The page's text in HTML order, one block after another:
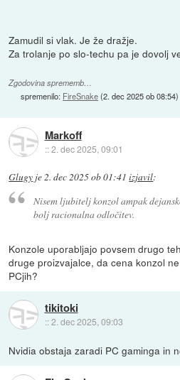
Zamudil si vlak. Je že dražje.
Za trolanje po slo-techu pa je dovolj
Zgodovina sprememb…
spremenilo: FireSnake(2. dec 2025 ob 08:54)
Markoff
::2. dec 2025, 09:01
Glugy je2. dec 2025 ob 01:41 izjavil:
Nisem ljubitelj konzol ampak
bolj racionalna odločitev.
Konzole uporabljajo povsem drugo
druge proizvajalce, da cena konzol
PCjih?
tikitoki
::2. dec 2025, 09:03
Nvidia obstaja zaradi PC gaminga in